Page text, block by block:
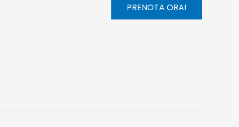
PRENOTA ORA!